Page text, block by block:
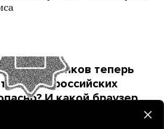
других банков теперь
в российских
И какой браузер